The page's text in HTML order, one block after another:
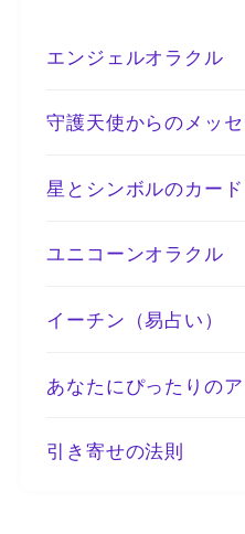
エンジェルオラクル
守護天使からのメッ
星とシンボルのカード
ユニコーンオラクル
イーチン（易占い）
あなたにぴったりの
引き寄せの法則